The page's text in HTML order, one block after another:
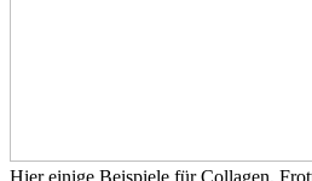
Hier einige Beispiele für Collagen,